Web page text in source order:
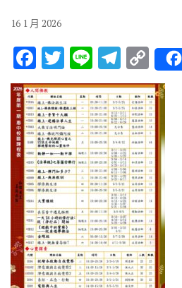
16 1 月 2026
F
ac
e
b
o
o
k
T
w
it
te
r
Li
n
e
T
el
e
gr
a
m
C
o
p
y
Li
n
k